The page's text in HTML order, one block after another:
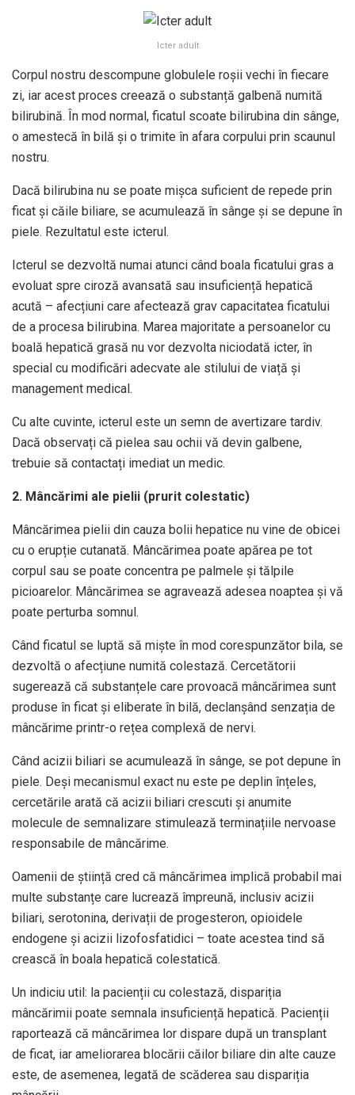
Icter adult
Corpul nostru descompune globulele roșii vechi în fiecare
zi, iar acest proces creează o substanță galbenă numită
bilirubină. În mod normal, ficatul scoate bilirubina din sânge,
o amestecă în bilă și o trimite în afara corpului prin scaunul
nostru.
Dacă bilirubina nu se poate mișca suficient de repede prin
ficat și căile biliare, se acumulează în sânge și se depune în
piele. Rezultatul este icterul.
Icterul se dezvoltă numai atunci când boala ficatului gras a
evoluat spre ciroză avansată sau insuficiență hepatică
acută – afecțiuni care afectează grav capacitatea ficatului
de a procesa bilirubina. Marea majoritate a persoanelor cu
boală hepatică grasă nu vor dezvolta niciodată icter, în
special cu modificări adecvate ale stilului de viață și
management medical.
Cu alte cuvinte, icterul este un semn de avertizare tardiv.
Dacă observați că pielea sau ochii vă devin galbene,
trebuie să contactați imediat un medic.
2. Mâncărimi ale pielii (prurit colestatic)
Mâncărimea pielii din cauza bolii hepatice nu vine de obicei
cu o erupție cutanată. Mâncărimea poate apărea pe tot
corpul sau se poate concentra pe palmele și tălpile
picioarelor. Mâncărimea se agravează adesea noaptea și vă
poate perturba somnul.
Când ficatul se luptă să miște în mod corespunzător bila, se
dezvoltă o afecțiune numită colestază. Cercetătorii
sugerează că substanțele care provoacă mâncărimea sunt
produse în ficat și eliberate în bilă, declanșând senzația de
mâncărime printr-o rețea complexă de nervi.
Când acizii biliari se acumulează în sânge, se pot depune în
piele. Deși mecanismul exact nu este pe deplin înțeles,
cercetările arată că acizii biliari crescuti și anumite
molecule de semnalizare stimulează terminațiile nervoase
responsabile de mâncărime.
Oamenii de știință cred că mâncărimea implică probabil mai
multe substanțe care lucrează împreună, inclusiv acizii
biliari, serotonina, derivații de progesteron, opioidele
endogene și acizii lizofosfatidici – toate acestea tind să
crească în boala hepatică colestatică.
Un indiciu util: la pacienții cu colestază, dispariția
mâncărimii poate semnala insuficiență hepatică. Pacienții
raportează că mâncărimea lor dispare după un transplant
de ficat, iar ameliorarea blocării căilor biliare din alte cauze
este, de asemenea, legată de scăderea sau dispariția